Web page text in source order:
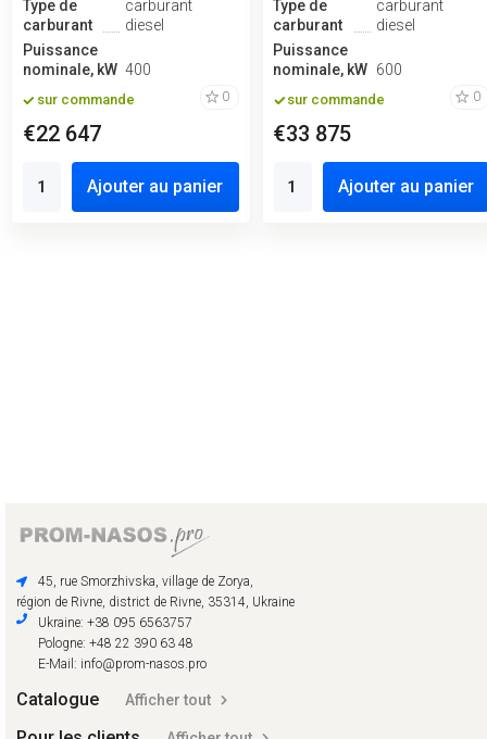
Type de
carburant
carburant
diesel
Puissance
nominale, kW 400
sur commande 0
€22 647
Ajouter au panier
Type de
carburant
carburant
diesel
Puissance
nominale, kW 600
sur commande 0
€33 875
Ajouter au panier
45, rue Smorzhivska, village de Zorya,
région de Rivne, district de Rivne, 35314, Ukraine
Ukraine: +38 095 6563757
Pologne: +48 22 390 63 48
E-Mail: info@prom-nasos.pro
Catalogue Afficher tout